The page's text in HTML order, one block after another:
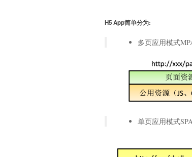
H5 App简单分为:
多页应用模式
单页应用模式